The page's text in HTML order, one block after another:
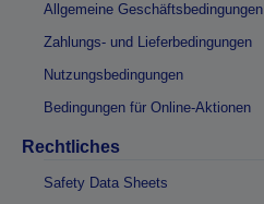
Allgemeine Geschäftsbedingungen
Zahlungs- und Lieferbedingungen
Nutzungsbedingungen
Bedingungen für Online-Aktionen
Rechtliches
Safety Data Sheets